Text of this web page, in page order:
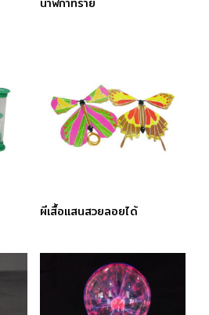
ผีเสื้อแสนสวยลอยได้